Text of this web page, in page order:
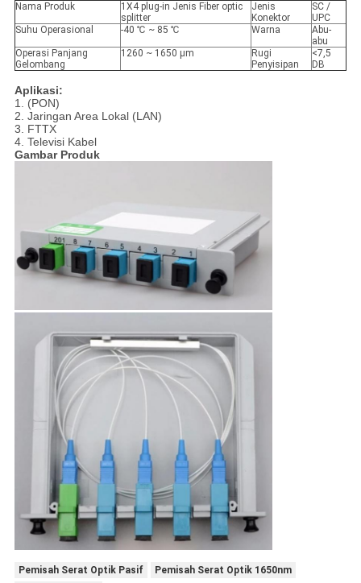
Nama Produk
1X4 plug-in Jenis Fiber optic
splitter
Jenis
Konektor
SC /
UPC
Suhu Operasional
-40 ℃ ~ 85 ℃ Warna
Abu-
abu
Operasi Panjang
Gelombang
1260 ~ 1650 μm
Rugi
Penyisipan
<7,5
DB
Aplikasi:
1. (PON)
2. Jaringan Area Lokal (LAN)
3. FTTX
4. Televisi Kabel
Gambar Produk
Pemisah Serat Optik Pasif
Pemisah Serat Optik 1650nm